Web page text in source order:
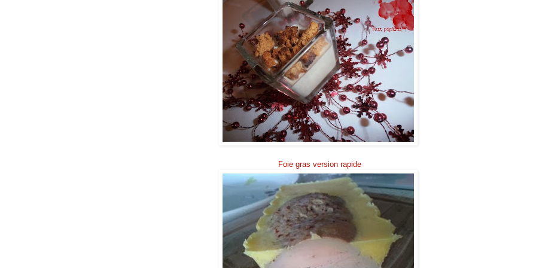
Foie gras version rapide